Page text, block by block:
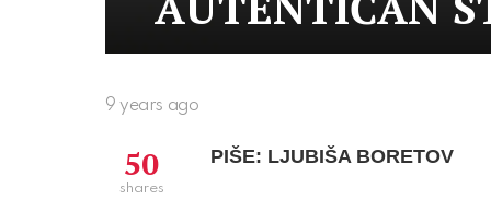
9 years ago
PIŠE: LJUBIŠA BORETOV
50
shares